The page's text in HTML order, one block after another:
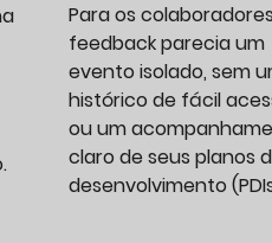
Para os
feedback parecia um
evento isolado, sem
histórico de fácil
ou um
claro de seus planos
desenvolvimento